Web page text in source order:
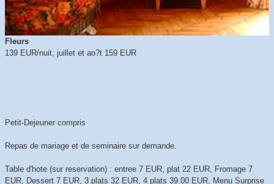
Fleurs
139 EUR/nuit, juillet et ao?t 159 EUR
Petit-Dejeuner compris
Repas de mariage et de seminaire sur demande.
Table d'hote (sur reservation) : entree 7 EUR, plat 22 EUR, Fromage 7
EUR, Dessert 7 EUR, 3 plats 32 EUR, 4 plats 39.00 EUR, Menu Surprise